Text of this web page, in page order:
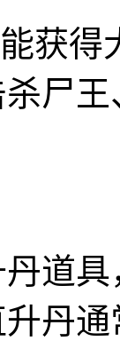
获
尸
道
丹